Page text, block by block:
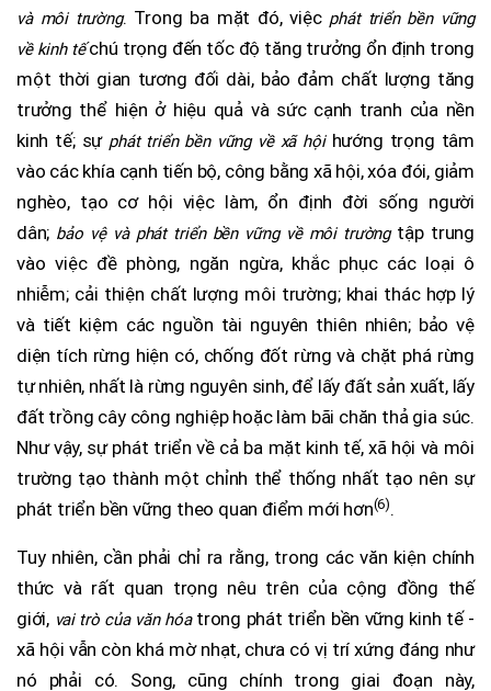
và môi trường. Trong ba mặt đó, việc phát triển bền vững
về kinh tếchú trọng đến tốc độ tăng trưởng ổn định trong
một thời gian tương đối dài, bảo đảm chất lượng tăng
trưởng thể hiện ở hiệu quả và sức cạnh tranh của nền
kinh tế; sự phát triển bền vững về xã hội hướng trọng tâm
vào các khía cạnh tiến bộ, công bằng xã hội, xóa đói, giảm
nghèo, tạo cơ hội việc làm, ổn định đời sống người
dân; bảo vệ và phát triển bền vững về môi trườngtập trung
vào việc đề phòng, ngăn ngừa, khắc phục các loại ô
nhiễm; cải thiện chất lượng môi trường; khai thác hợp lý
và tiết kiệm các nguồn tài nguyên thiên nhiên; bảo vệ
diện tích rừng hiện có, chống đốt rừng và chặt phá rừng
tự nhiên, nhất là rừng nguyên sinh, để lấy đất sản xuất, lấy
đất trồng cây công nghiệp hoặc làm bãi chăn thả gia súc.
Như vậy, sự phát triển về cả ba mặt kinh tế, xã hội và môi
trường tạo thành một chỉnh thể thống nhất tạo nên sự
phát triển bền vững theo quan điểm mới hơn(6).
Tuy nhiên, cần phải chỉ ra rằng, trong các văn kiện chính
thức và rất quan trọng nêu trên của cộng đồng thế
giới, vai trò của văn hóatrong phát triển bền vững kinh tế -
xã hội vẫn còn khá mờ nhạt, chưa có vị trí xứng đáng như
nó phải có. Song, cũng chính trong giai đoạn này,